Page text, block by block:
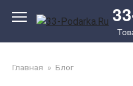
Главная » Блог